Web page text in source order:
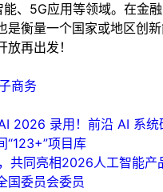
、5G应用等领域。在金
衡量一个国家或地区创
再出发！
商务
2026 录用！前沿 AI 系统
“123+”项目库
共同亮相2026人工智能产
国委员会委员